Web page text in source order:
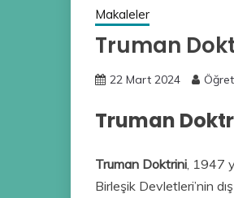
Makaleler
Truman
22 Mart 2024
Truman
Truman Doktrini , 1947
Birleşik Devletleri’nin